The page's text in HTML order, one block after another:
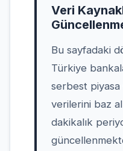
Veri
Güncellenme
Bu sayfadaki
Türkiye
serbest piyasa
verilerini baz
dakikalık